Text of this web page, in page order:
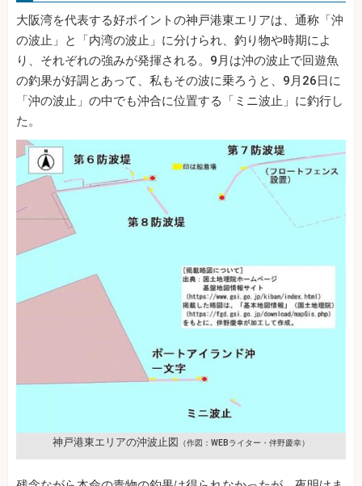
大阪湾を代表する好ポイントの神戸港東エリアは、通称「沖
の波止」と「内湾の波止」に分けられ、釣り物や時期によ
り、それぞれの強みが発揮される。9月は沖の波止で回遊魚
の釣果が好調とあって、私もその波に乗ろうと、9月26日に
「沖の波止」の中でも沖合に位置する「ミニ波止」に釣行し
た。
神戸港東エリアの沖波止図 （作図：WEBライター・伴野慶幸）